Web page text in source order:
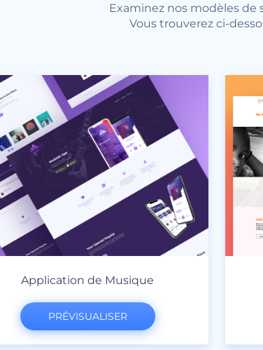
Examinez nos modèles
Vous trouverez ci-
Application de Musique
PRÉVISUALISER